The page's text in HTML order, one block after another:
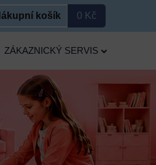
košík 0 Kč
ZÁKAZNICKÝ SERVIS